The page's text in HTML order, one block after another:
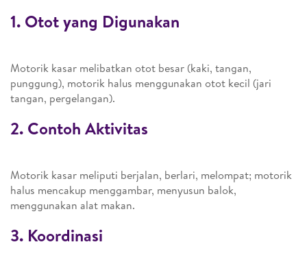
1. Otot yang Digunakan
Motorik kasar melibatkan otot besar (kaki, tangan,
punggung), motorik halus menggunakan otot kecil (jari
tangan, pergelangan).
2. Contoh Aktivitas
Motorik kasar meliputi berjalan, berlari, melompat; motorik
halus mencakup menggambar, menyusun balok,
menggunakan alat makan.
3. Koordinasi